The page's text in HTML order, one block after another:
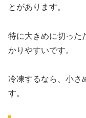
とがあります。
特に大きめに切った
かりやすいです。
冷凍するなら、小さ
す。